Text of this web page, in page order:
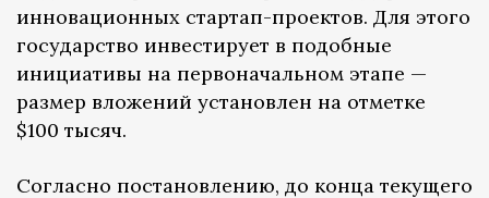
инновационных стартап-проектов. Для этого
государство инвестирует в подобные
инициативы на первоначальном этапе —
размер вложений установлен на отметке
$100 тысяч.
Согласно постановлению, до конца текущего